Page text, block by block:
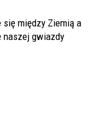
się między Ziemią a
naszej gwiazdy